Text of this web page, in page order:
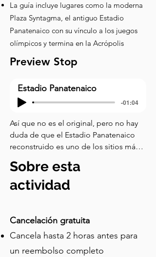
La guía incluye lugares como la moderna
Plaza Syntagma, el antiguo Estadio
Panatenaico con su vínculo a los juegos
olímpicos y termina en la Acrópolis
Preview Stop
Estadio Panatenaico
-01:04
Así que no es el original, pero no hay
duda de que el Estadio Panatenaico
reconstruido es uno de los sitios más
construido exactamente en el mismo
lugar y en el mismo estilo que el
original Estadio Panatenaico, y es el
completamente hecho de mármol.
Este sitio tiene raíces increíblemente
antiguas, que se remontan a tiempos
antiguos cuando los Juegos
Sobre esta
actividad
Cancelación gratuita
Cancela hasta 2 horas antes para
un reembolso completo